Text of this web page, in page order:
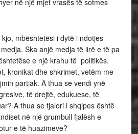
në një mjet vrasës të sotmes
mbështetësi i dytë i ndotjes
Ska anjë medja të lirë e të pa
e një krahu të politikës.
kronikat dhe shkrimet, vetëm me
partiak. A thua se vendi ynë
të drejtë, edukuese, të
A thua se fjalori i shqipes është
në një grumbull fjalësh e
e të huazimeve?